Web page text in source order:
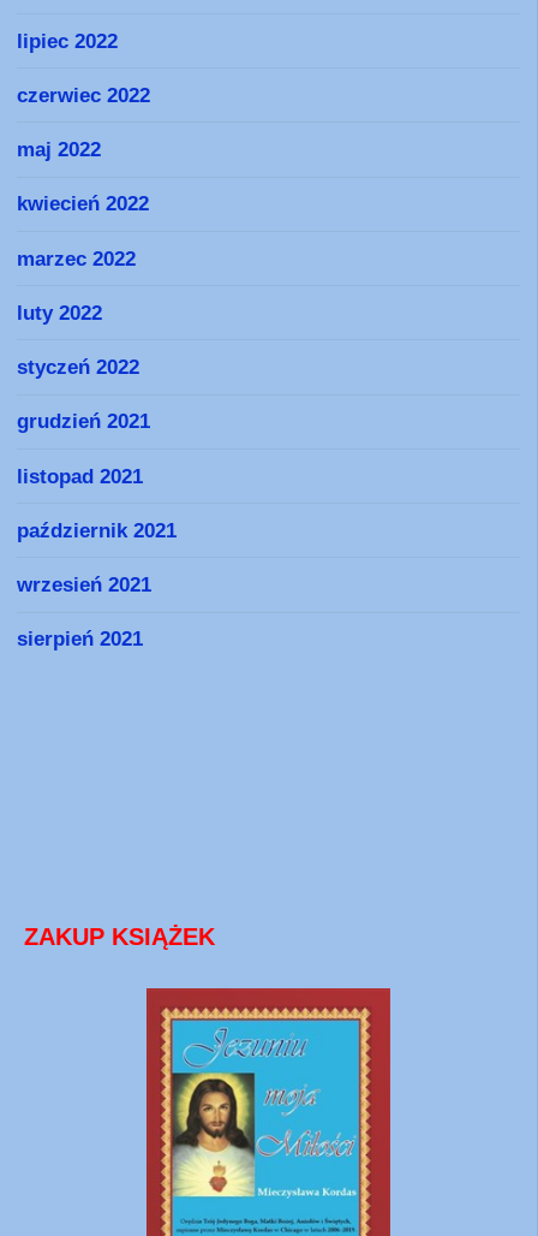
lipiec 2022
czerwiec 2022
maj 2022
kwiecień 2022
marzec 2022
luty 2022
styczeń 2022
grudzień 2021
listopad 2021
październik 2021
wrzesień 2021
sierpień 2021
ZAKUP KSIĄŻEK